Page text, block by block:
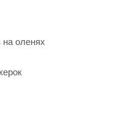
на оленях